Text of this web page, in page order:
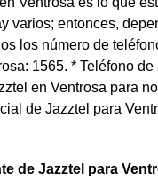
varios; entonces,
los número de
1565. * Teléfono
en Ventrosa para
de Jazztel para
de Jazztel para